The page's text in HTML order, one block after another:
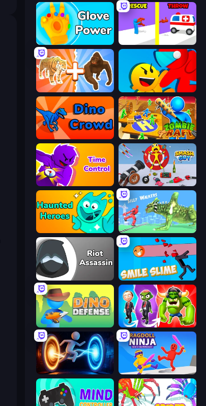
Glove Power Rescue Throw
Animal DNA Run Riot Escape
Dino Crowd Zombie Raft
Time Control! Smash Guy: Ragdoll Punch Hero
Haunted Heroes Silly Walkers
Riot Assassin Smile Slime
Dino Defense Infection Town of Zombies
Portal Escape Ragdoll Ninja: Imposter Hero